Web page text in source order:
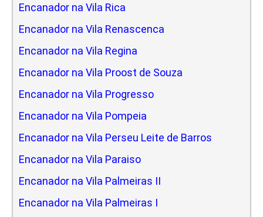
Encanador na Vila Rica
Encanador na Vila Renascenca
Encanador na Vila Regina
Encanador na Vila Proost de Souza
Encanador na Vila Progresso
Encanador na Vila Pompeia
Encanador na Vila Perseu Leite de Barros
Encanador na Vila Paraiso
Encanador na Vila Palmeiras II
Encanador na Vila Palmeiras I